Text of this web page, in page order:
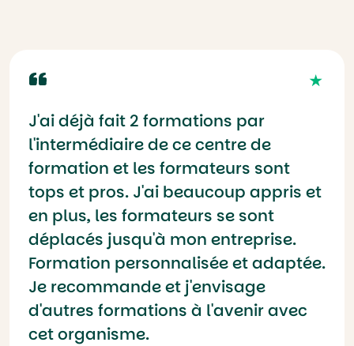
J'ai déjà fait 2 formations par
l'intermédiaire de ce centre de
formation et les formateurs sont
tops et pros. J'ai beaucoup appris et
en plus, les formateurs se sont
déplacés jusqu'à mon entreprise.
Formation personnalisée et adaptée.
Je recommande et j'envisage
d'autres formations à l'avenir avec
cet organisme.